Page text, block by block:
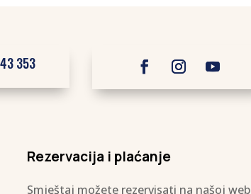
353
Rezervacija i plaćanje
Smještaj možete rezervisati na našoj web